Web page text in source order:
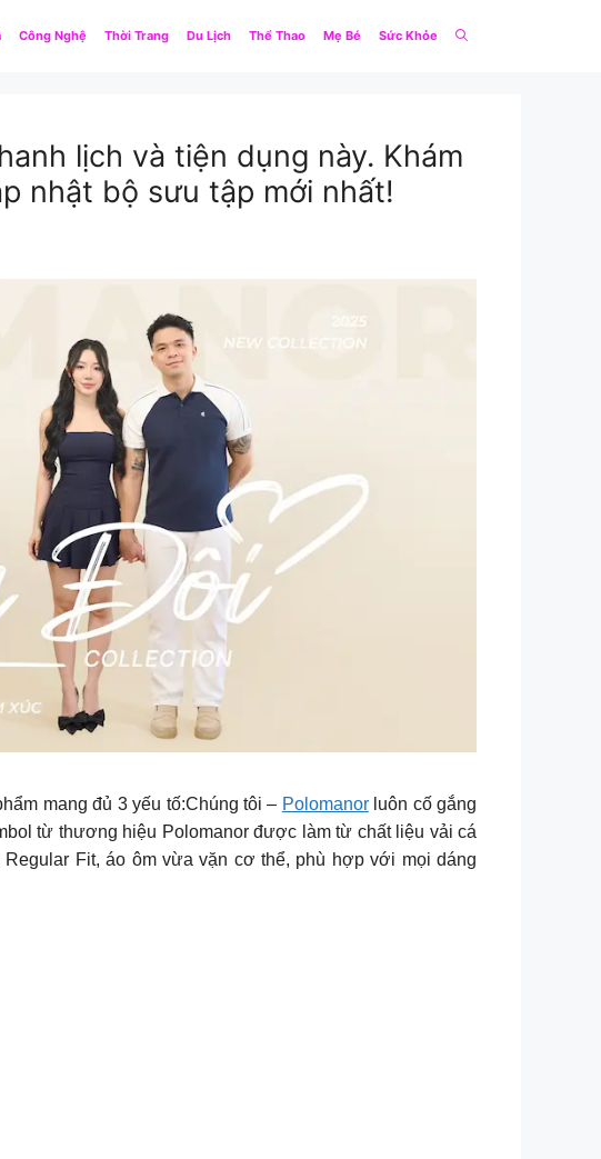
Công Nghệ Thời Trang Du Lịch Thể Thao Mẹ Bé Sức Khỏe
lịch và tiện dụng này. Khám
nhật bộ sưu tập mới nhất!
mang đủ 3 yếu tố:Chúng tôi – Polomanorluôn cố gắng
từ thương hiệu Polomanor được làm từ chất liệu vải cá
Fit, áo ôm vừa vặn cơ thể, phù hợp với mọi dáng